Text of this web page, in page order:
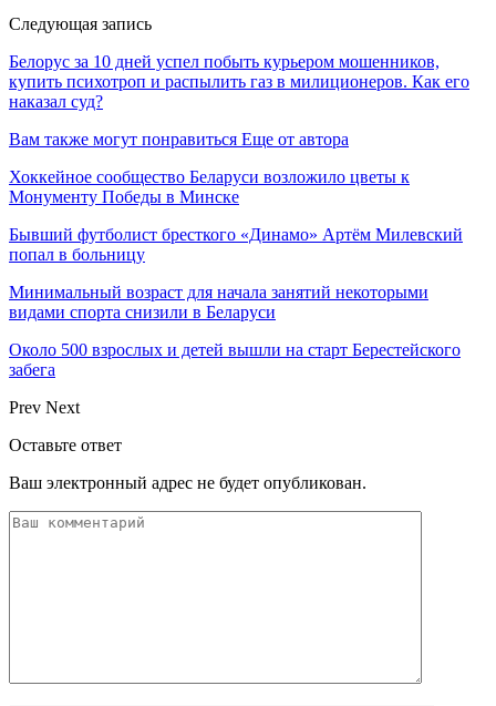
Следующая запись
Белорус за 10 дней успел побыть курьером мошенников,
купить психотроп и распылить газ в милиционеров. Как его
наказал суд?
Вам также могут понравиться Еще от автора
Хоккейное сообщество Беларуси возложило цветы к
Монументу Победы в Минске
Бывший футболист бресткого «Динамо» Артём Милевский
попал в больницу
Минимальный возраст для начала занятий некоторыми
видами спорта снизили в Беларуси
Около 500 взрослых и детей вышли на старт Берестейского
забега
Prev Next
Оставьте ответ
Ваш электронный адрес не будет опубликован.